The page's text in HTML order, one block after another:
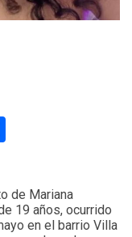
de Mariana
19 años, ocurrido
en el barrio Villa